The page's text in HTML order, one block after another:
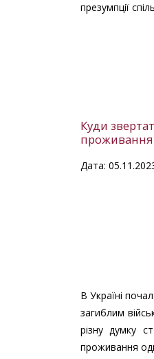
презумпції
Куди
проживання
Дата:
В Україні
загиблим
різну думку
проживання